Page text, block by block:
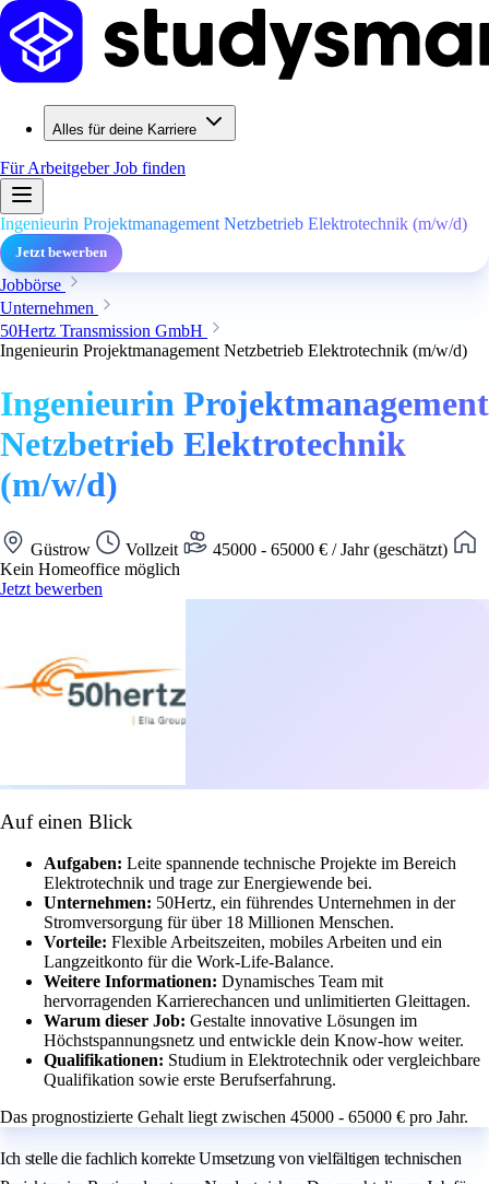
Alles für deine Karriere
Für ArbeitgeberJob finden
Ingenieurin Projektmanagement Netzbetrieb Elektrotechnik (m/w/d)
Jetzt bewerben
Jobbörse
Unternehmen
50Hertz Transmission GmbH
Ingenieurin Projektmanagement Netzbetrieb Elektrotechnik (m/w/d)
Ingenieurin Projektmanagement
Netzbetrieb Elektrotechnik
(m/w/d)
Güstrow Vollzeit
45000 - 65000 € / Jahr (geschätzt)
Kein Homeoffice möglich
Jetzt bewerben
Auf einen Blick
Aufgaben: Leite spannende technische Projekte im Bereich
Elektrotechnik und trage zur Energiewende bei.
Unternehmen: 50Hertz, ein führendes Unternehmen in der
Stromversorgung für über 18 Millionen Menschen.
Vorteile: Flexible Arbeitszeiten, mobiles Arbeiten und ein
Langzeitkonto für die Work-Life-Balance.
Weitere Informationen: Dynamisches Team mit
hervorragenden Karrierechancen und unlimitierten Gleittagen.
Warum dieser Job: Gestalte innovative Lösungen im
Höchstspannungsnetz und entwickle dein Know-how weiter.
Qualifikationen: Studium in Elektrotechnik oder vergleichbare
Qualifikation sowie erste Berufserfahrung.
Das prognostizierte Gehalt liegt zwischen 45000 - 65000 € pro Jahr.
Ich stelle die fachlich korrekte Umsetzung von vielfältigen technischen